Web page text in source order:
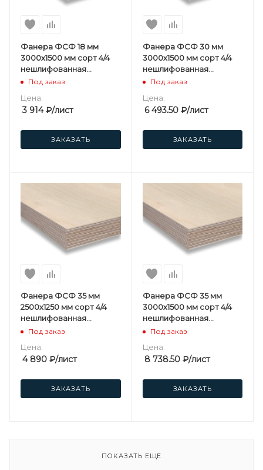
Фанера ФСФ 18 мм
3000х1500 мм сорт 4/4
нешлифованная
березовая
Под заказ
Цена:
3 914₽/лист
ЗАКАЗАТЬ
Фанера ФСФ 30 мм
3000х1500 мм сорт 4/4
нешлифованная
березовая
Под заказ
Цена:
6 493.50₽/лист
ЗАКАЗАТЬ
Фанера ФСФ 35 мм
2500х1250 мм сорт 4/4
нешлифованная
березовая
Под заказ
Цена:
4 890 ₽/лист
ЗАКАЗАТЬ
Фанера ФСФ 35 мм
3000х1500 мм сорт 4/4
нешлифованная
березовая
Под заказ
Цена:
8 738.50₽/лист
ЗАКАЗАТЬ
ПОКАЗАТЬ ЕЩЕ